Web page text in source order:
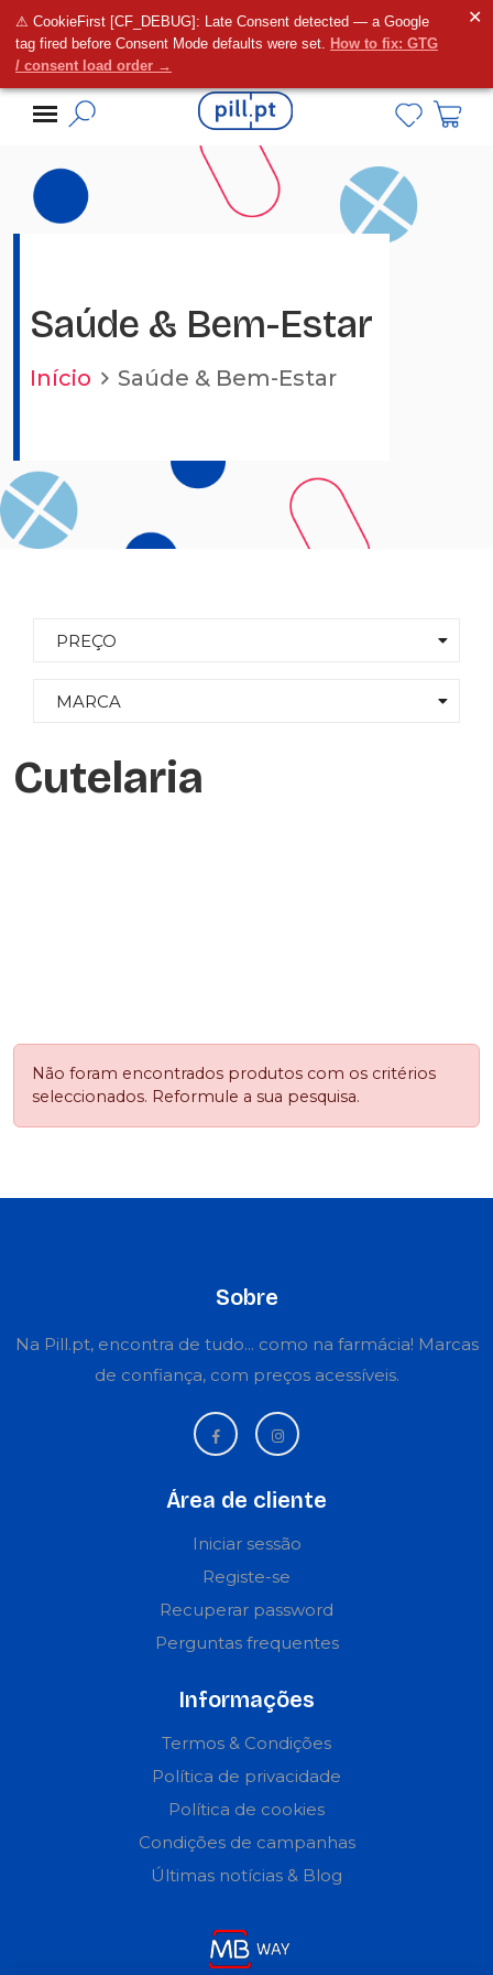
⚠ CookieFirst [CF_DEBUG]: Late Consent detected — a Google
tag fired before Consent Mode defaults were set. How to fix: GTG
/ consent load order →
✕
Alguma dúvida?
Saúde & Bem-Estar
Início Saúde & Bem-Estar
PREÇO
MARCA
Cutelaria
Não foram encontrados produtos com os critérios
seleccionados. Reformule a sua pesquisa.
Sobre
Na Pill.pt, encontra de tudo... como na farmácia! Marcas
de confiança, com preços acessíveis.
Área de cliente
Iniciar sessão
Registe-se
Recuperar password
Perguntas frequentes
Informações
Termos & Condições
Política de privacidade
Política de cookies
Condições de campanhas
Últimas notícias & Blog